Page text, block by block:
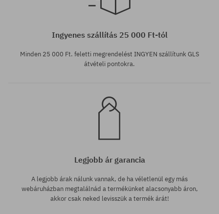
Elérhető méretek:
Ingyenes szállítás 25 000 Ft-tól
Minden 25 000 Ft. feletti megrendelést INGYEN szállítunk GLS
átvételi pontokra.
Legjobb ár garancia
A legjobb árak nálunk vannak, de ha véletlenül egy más
webáruházban megtalálnád a termékünket alacsonyabb áron,
akkor csak neked levisszük a termék árát!